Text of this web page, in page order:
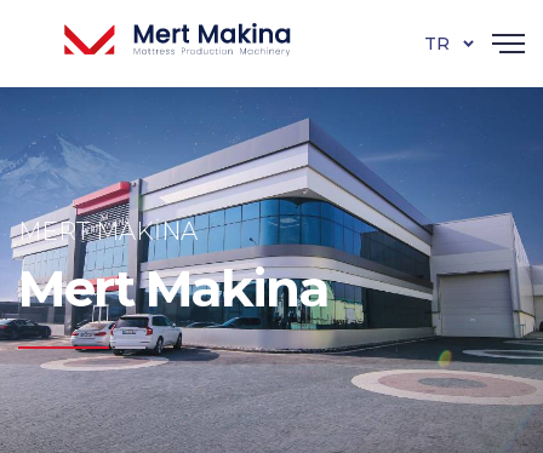
TR
MERT MAKINA
Mert Makina